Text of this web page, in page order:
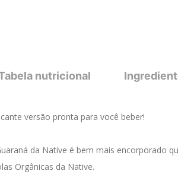
nutricional
versão pronta para você beber!
da Native é bem mais encorporado
Orgânicas da Native.